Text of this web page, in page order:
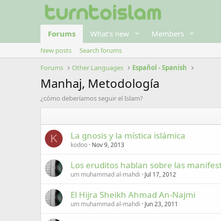
Forums What's new Members
New posts
Search forums
Forums
Other Languages Español - Spanish
Manhaj, Metodología
¿cómo deberíamos seguir el Islam?
K La gnosis y la mística islámica
kodoo Nov 9, 2013
Los eruditos hablan sobre las
um muhammad al-mahdi Jul 17, 2012
El Hijra Sheikh Ahmad An-Najmi
um muhammad al-mahdi Jun 23, 2011